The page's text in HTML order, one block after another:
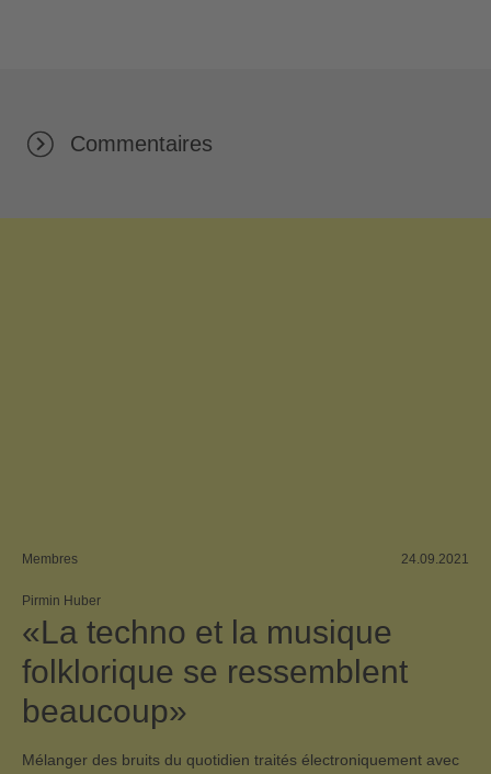
Commentaires
Membres 24.09.2021
Pirmin Huber
«La techno et la musique
folklorique se ressemblent
beaucoup»
Mélanger des bruits du quotidien traités électroniquement avec